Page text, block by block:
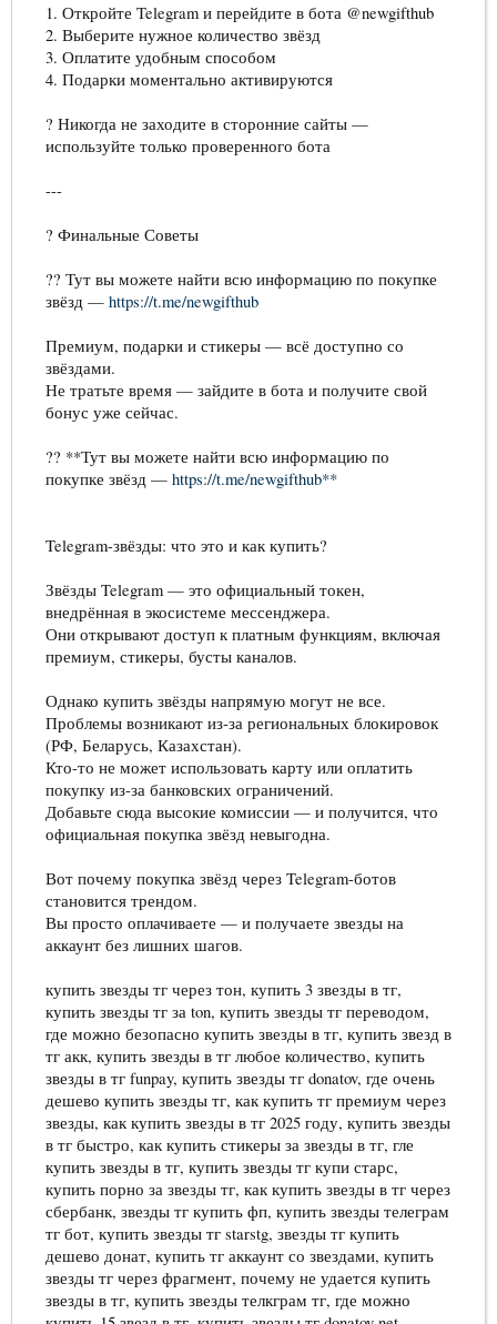
1. Откройте Telegram и перейдите в бота @newgifthub
2. Выберите нужное количество звёзд
3. Оплатите удобным способом
4. Подарки моментально активируются
? Никогда не заходите в сторонние сайты —
используйте только проверенного бота
---
? Финальные Советы
?? Тут вы можете найти всю информацию по покупке
звёзд — https://t.me/newgifthub
Премиум, подарки и стикеры — всё доступно со
звёздами.
Не тратьте время — зайдите в бота и получите свой
бонус уже сейчас.
?? **Тут вы можете найти всю информацию по
покупке звёзд — https://t.me/newgifthub**
Telegram-звёзды: что это и как купить?
Звёзды Telegram — это официальный токен,
внедрённая в экосистеме мессенджера.
Они открывают доступ к платным функциям, включая
премиум, стикеры, бусты каналов.
Однако купить звёзды напрямую могут не все.
Проблемы возникают из-за региональных блокировок
(РФ, Беларусь, Казахстан).
Кто-то не может использовать карту или оплатить
покупку из-за банковских ограничений.
Добавьте сюда высокие комиссии — и получится, что
официальная покупка звёзд невыгодна.
Вот почему покупка звёзд через Telegram-ботов
становится трендом.
Вы просто оплачиваете — и получаете звезды на
аккаунт без лишних шагов.
купить звезды тг через тон, купить 3 звезды в тг,
купить звезды тг за ton, купить звезды тг переводом,
где можно безопасно купить звезды в тг, купить звезд в
тг акк, купить звезды в тг любое количество, купить
звезды в тг funpay, купить звезды тг donatov, где очень
дешево купить звезды тг, как купить тг премиум через
звезды, как купить звезды в тг 2025 году, купить звезды
в тг быстро, как купить стикеры за звезды в тг, гле
купить звезды в тг, купить звезды тг купи старс,
купить порно за звезды тг, как купить звезды в тг через
сбербанк, звезды тг купить фп, купить звезды телеграм
тг бот, купить звезды тг starstg, звезды тг купить
дешево донат, купить тг аккаунт со звездами, купить
звезды тг через фрагмент, почему не удается купить
звезды в тг, купить звезды телкграм тг, где можно